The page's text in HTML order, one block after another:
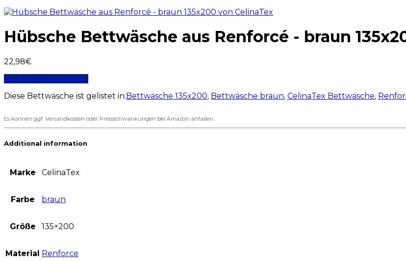
Hübsche Bettwäsche aus Renforcé - braun
22,98€
Auf Amazon ansehen
Diese Bettwäsche ist gelistet in:Bettwäsche 135x200, Bettwäsche braun, CelinaTex Bettwäsche,
Es können ggf. Versandkosten oder Preisschwankungen bei Amazon anfallen.
Additional information
Marke CelinaTex
Farbe braun
Größe 135×200
Material Renforce